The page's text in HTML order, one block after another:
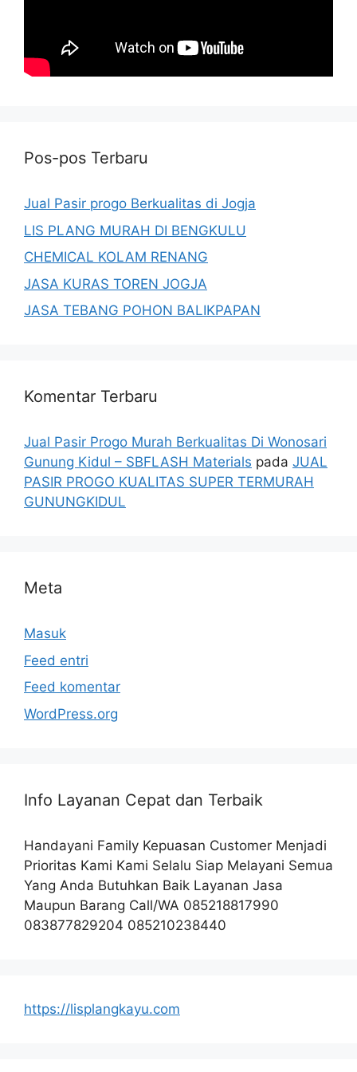
Pos-pos Terbaru
Jual Pasir progo Berkualitas di Jogja
LIS PLANG MURAH DI BENGKULU
CHEMICAL KOLAM RENANG
JASA KURAS TOREN JOGJA
JASA TEBANG POHON BALIKPAPAN
Komentar Terbaru
Jual Pasir Progo Murah Berkualitas Di Wonosari
Gunung Kidul – SBFLASH Materials pada JUAL
PASIR PROGO KUALITAS SUPER TERMURAH
GUNUNGKIDUL
Meta
Masuk
Feed entri
Feed komentar
WordPress.org
Info Layanan Cepat dan Terbaik
Handayani Family Kepuasan Customer Menjadi
Prioritas Kami Kami Selalu Siap Melayani Semua
Yang Anda Butuhkan Baik Layanan Jasa
Maupun Barang Call/WA 085218817990
083877829204 085210238440
https://lisplangkayu.com